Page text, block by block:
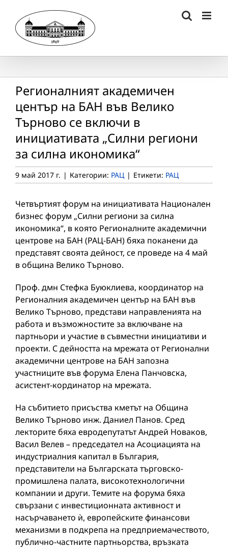
content
Регионалният академичен
център на БАН във Велико
Търново се включи в
инициативата „Силни региони
за силна икономика“
9 май 2017 г. | Категории: РАЦ | Етикети: РАЦ
Четвъртият форум на инициативата Национален
бизнес форум „Силни региони за силна
икономика“, в която Регионалните академични
центрове на БАН (РАЦ-БАН) бяха поканени да
представят своята дейност, се проведе на 4 май
в община Велико Търново.
Проф. дмн Стефка Буюклиева, координатор на
Регионалния академичен център на БАН във
Велико Търново, представи направленията на
работа и възможностите за включване на
партньори и участие в съвместни инициативи и
проекти. С дейността на мрежата от Регионални
академични центрове на БАН запозна
участниците във форума Елена Панчовска,
асистент-кординатор на мрежата.
На събитието присъства кметът на Община
Велико Търново инж. Даниел Панов. Сред
лекторите бяха евродепутатът Андрей Новаков,
Васил Велев – председател на Асоциацията на
индустриалния капитал в България,
представители на Българската търговско-
промишлена палата, високотехнологични
компании и други. Темите на форума бяха
свързани с инвестиционната активност и
насърчаването ѝ, европейските финансови
механизми в подкрепа на предприемачеството,
публично-частните партньорства, връзката